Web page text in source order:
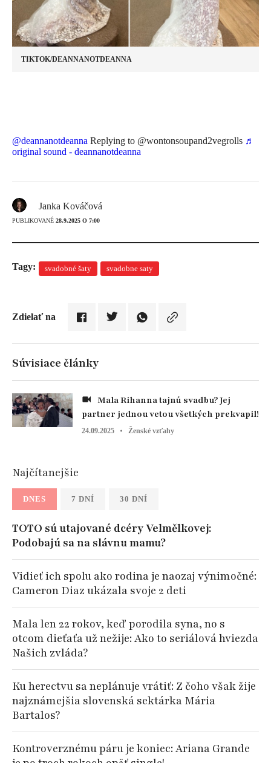
TIKTOK/DEANNANOTDEANNA
@deannanotdeanna Replying to @wontonsoupand2vegrolls ♬
original sound - deannanotdeanna
Janka Kováčová
PUBLIKOVANÉ 28.9.2025 O 7:00
Tagy: svadobné šaty svadobne saty
Zdielať na
Súvisiace články
partner jednou vetou všetkých prekvapil!
24.09.2025 Ženské vzťahy
Najčítanejšie
DNES 7 DNÍ 30 DNÍ
TOTO sú utajované dcéry Velmělkovej:
Podobajú sa na slávnu mamu?
Vidieť ich spolu ako rodina je naozaj výnimočné:
Cameron Diaz ukázala svoje 2 deti
Mala len 22 rokov, keď porodila syna, no s
otcom dieťaťa už nežije: Ako to seriálová hviezda
Našich zvláda?
Ku herectvu sa neplánuje vrátiť: Z čoho však žije
najznámejšia slovenská sektárka Mária
Bartalos?
Kontroverznému páru je koniec: Ariana Grande